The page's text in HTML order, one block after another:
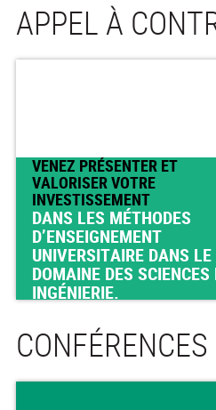
APPEL À
VENEZ PRÉSENTER ET
VALORISER VOTRE
INVESTISSEMENT
DANS LES MÉTHODES
D’ENSEIGNEMENT
UNIVERSITAIRE DANS LE
DOMAINE DES SCIENCES
INGÉNIERIE.
CONFÉRENCES